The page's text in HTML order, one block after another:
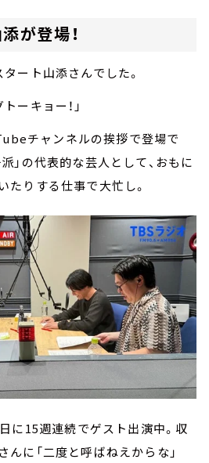
が登場！
ート山添さんでした。
ーキョー！」
チャンネルの挨拶で登場で
」の代表的な芸人として、おもに
たりする仕事で大忙し。
に15週連続でゲスト出演中。収
に「二度と呼ばねえからな」